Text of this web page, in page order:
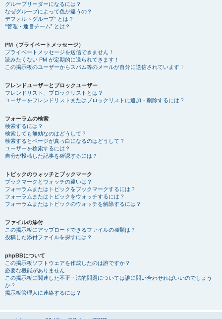
グループリーダーになるには？
なぜグループによって色が違うの？
デフォルトグループ” とは？
“管理・運営チーム” とは？
PM（プライベートメッセージ）
プライベートメッセージを送信できません！
読みたくない PM が定期的に送られてきます！
この掲示板のユーザーからスパム等のメールが自分に送信されています！
フレンドユーザーとブロックユーザー
フレンドリスト、ブロックリストとは？
ユーザーをフレンドリストまたはブロックリストに追加・削除するには？
フォーラムの検索
検索するには？
検索しても無効なのはどうして？
検索するとページが真っ白になるのはどうして？
ユーザーを検索するには？
自分が投稿した記事を確認するには？
トピックのウォッチとブックマーク
ブックマークとウォッチの違いは？
フォーラムまたはトピックをブックマークするには？
フォーラムまたはトピックをウォッチするには？
フォーラムまたはトピックのウォッチを解除するには？
ファイルの添付
この掲示板にアップロードできるファイルの種類は？
投稿した添付ファイルを探すには？
phpBBについて
この掲示板ソフトウェアを作成したのは誰ですか？
必要な機能がありません
この掲示板に関連した不正・法的問題については誰に問い合わせればいいのでしょう
か？
掲示板管理人に連絡するには？